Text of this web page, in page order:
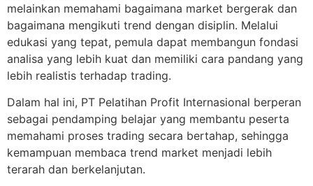
melainkan memahami bagaimana market bergerak dan
bagaimana mengikuti trend dengan disiplin. Melalui
edukasi yang tepat, pemula dapat membangun fondasi
analisa yang lebih kuat dan memiliki cara pandang yang
lebih realistis terhadap trading.
Dalam hal ini, PT Pelatihan Profit Internasional berperan
sebagai pendamping belajar yang membantu peserta
memahami proses trading secara bertahap, sehingga
kemampuan membaca trend market menjadi lebih
terarah dan berkelanjutan.